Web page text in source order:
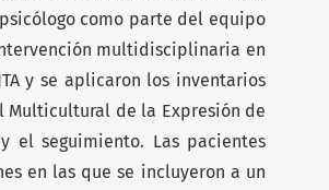
como parte del equipo
multidisciplinaria en
y se aplicaron los inventarios
Multicultural de la Expresión de
seguimiento. Las pacientes
en las que se incluyeron a un